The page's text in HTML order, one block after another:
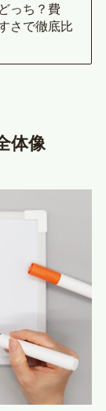
っち？費
さで徹底比
体像